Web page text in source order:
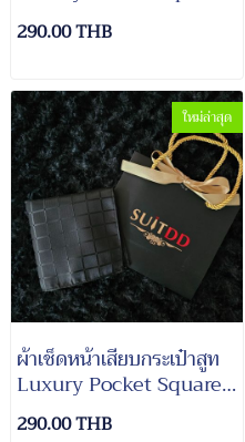
Suit#6
290.00 THB
ใหม่ล่าสุด
ผ้าเช็ดหน้าเสียบกระเป๋าสูท
Luxury Pocket Square
Suit#4
290.00 THB